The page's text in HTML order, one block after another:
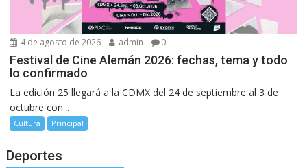
4 de agosto de 2026 admin 0
Festival de Cine Alemán 2026: fechas, tema y todo
lo confirmado
La edición 25 llegará a la CDMX del 24 de septiembre al 3 de
octubre con...
Cultura Principal
Deportes